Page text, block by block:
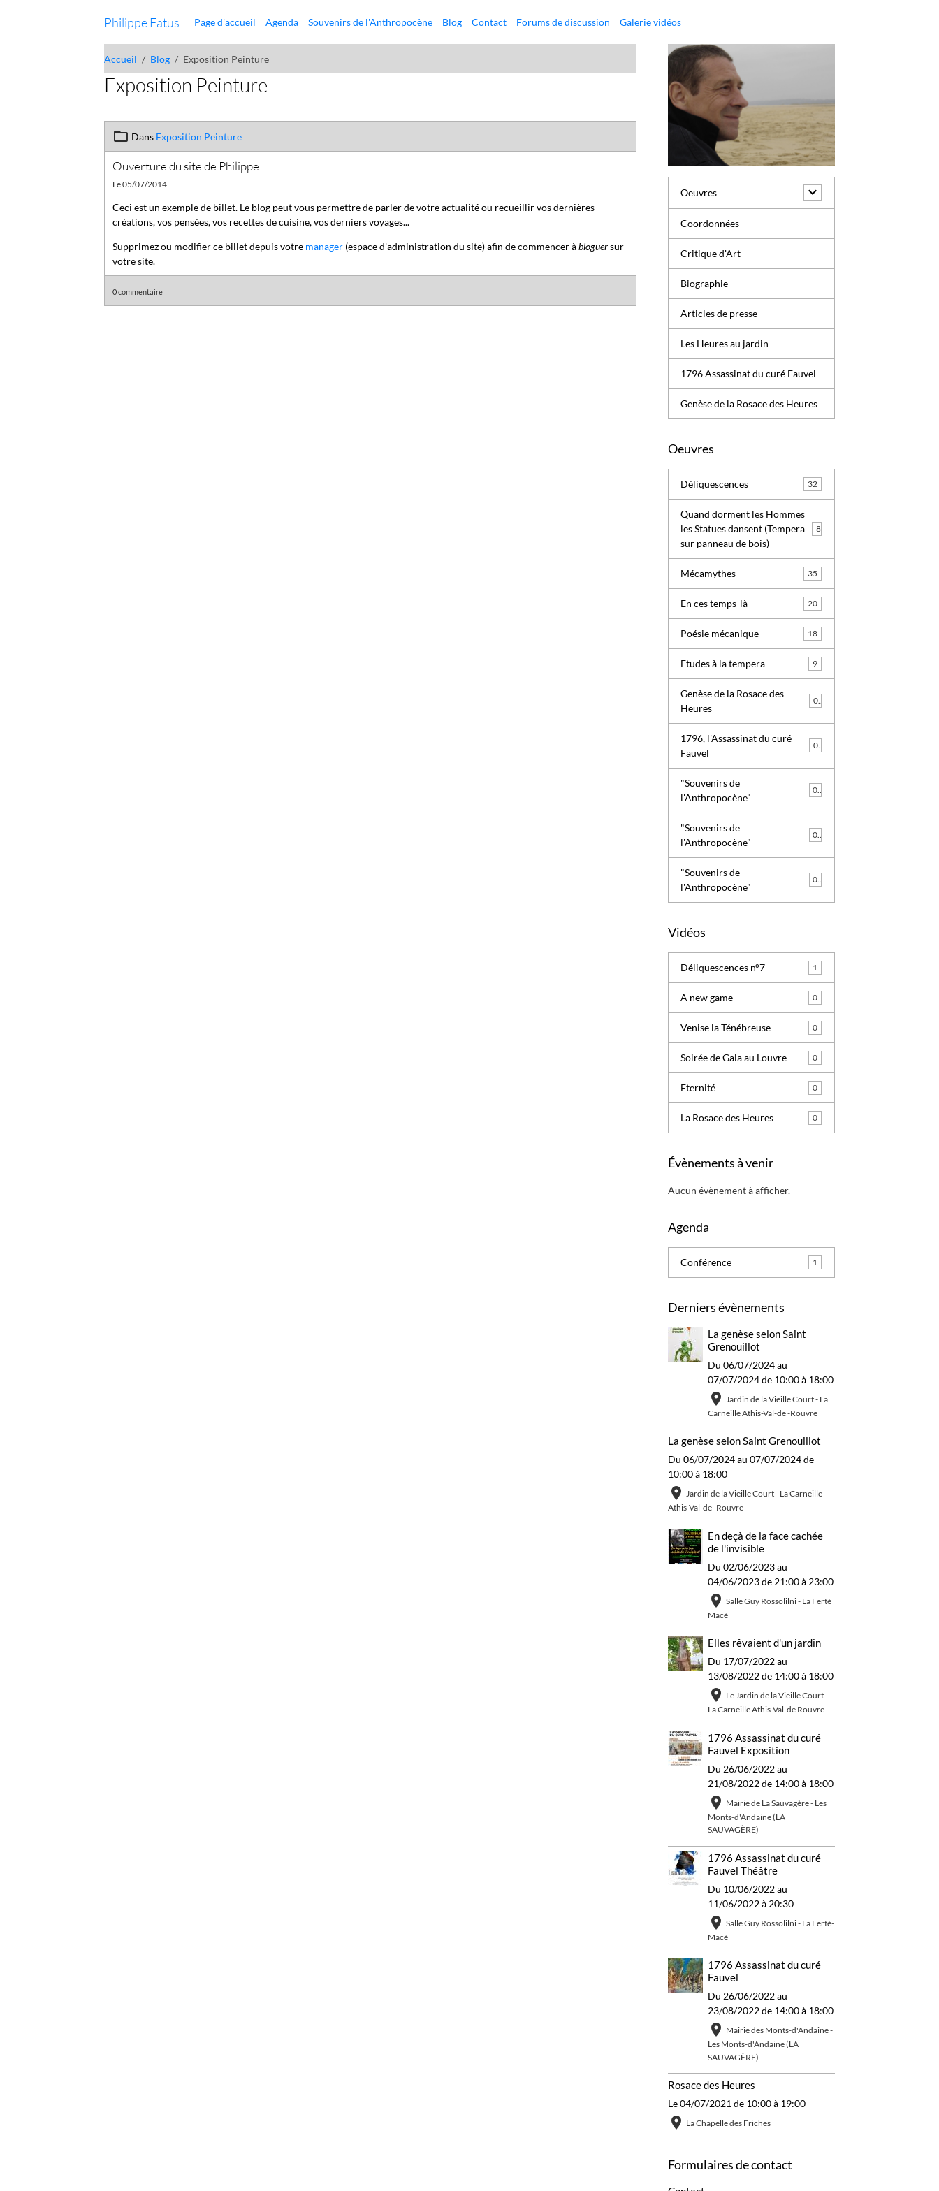
Philippe Fatus Page d'accueil Agenda Souvenirs de l'Anthropocène Blog Contact Forums de discussion Galerie vidéos
Accueil Blog Exposition Peinture
Exposition Peinture
Dans Exposition Peinture
Ouverture du site de Philippe
Le 05/07/2014
Ceci est un exemple de billet. Le blog peut vous permettre de parler de votre actualité ou recueillir vos dernières
créations, vos pensées, vos recettes de cuisine, vos derniers voyages...
Supprimez ou modifier ce billet depuis votre manager(espace d'administration du site) afin de commencer àbloguersur
votre site.
0 commentaire
Oeuvres
Coordonnées
Critique d'Art
Biographie
Articles de presse
Les Heures au jardin
1796 Assassinat du curé Fauvel
Genèse de la Rosace des Heures
Oeuvres
Déliquescences 32
Quand dorment les Hommes
les Statues dansent (Tempera
sur panneau de bois)
8
Mécamythes 35
En ces temps-là 20
Poésie mécanique 18
Etudes à la tempera 9
Genèse de la Rosace des
Heures
0
1796, l'Assassinat du curé
Fauvel
0
"Souvenirs de
l'Anthropocène"
0
"Souvenirs de
l'Anthropocène"
0
"Souvenirs de
l'Anthropocène"
0
Vidéos
Déliquescences n°7 1
A new game 0
Venise la Ténébreuse 0
Soirée de Gala au Louvre 0
Eternité 0
La Rosace des Heures 0
Évènements à venir
Aucun évènement à afficher.
Agenda
Conférence 1
Derniers évènements
La genèse selon Saint
Grenouillot
Du 06/07/2024au
07/07/2024de 10:00à 18:00
Jardin de la Vieille Court - La
Carneille Athis-Val-de -Rouvre
La genèse selon Saint Grenouillot
Du 06/07/2024au 07/07/2024de
10:00à 18:00
Jardin de la Vieille Court - La Carneille
Athis-Val-de -Rouvre
En deçà de la face cachée
de l'invisible
Du 02/06/2023au
04/06/2023de 21:00à 23:00
Salle Guy Rossolilni - La Ferté
Macé
Elles rêvaient d'un jardin
Du 17/07/2022au
13/08/2022de 14:00à 18:00
Le Jardin de la Vieille Court -
La Carneille Athis-Val-de Rouvre
1796 Assassinat du curé
Fauvel Exposition
Du 26/06/2022au
21/08/2022de 14:00à 18:00
Mairie de La Sauvagère - Les
Monts-d'Andaine (LA
SAUVAGÈRE)
1796 Assassinat du curé
Fauvel Théâtre
Du 10/06/2022au
11/06/2022à 20:30
Salle Guy Rossolilni - La Ferté-
Macé
1796 Assassinat du curé
Fauvel
Du 26/06/2022au
23/08/2022de 14:00à 18:00
Mairie des Monts-d'Andaine -
Les Monts-d'Andaine (LA
SAUVAGÈRE)
Rosace des Heures
Le 04/07/2021 de 10:00à 19:00
La Chapelle des Friches
Formulaires de contact